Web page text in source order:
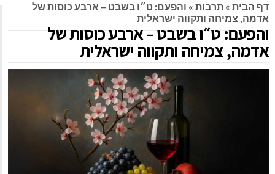
דף הבית » תרבות » והפעם: ט״ו בשבט – ארבע כוסות של
אדמה, צמיחה ותקווה ישראלית
והפעם: ט״ו בשבט – ארבע כוסות של
אדמה, צמיחה ותקווה ישראלית